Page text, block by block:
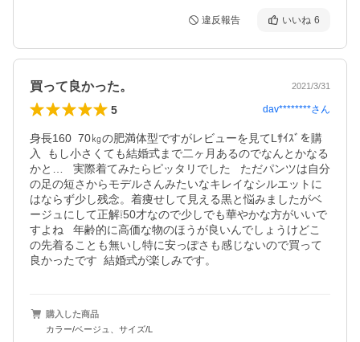
違反報告 いいね 6
買って良かった。 2021/3/31
5 dav********さん
身長160  70㎏の肥満体型ですがレビューを見てLｻｲｽﾞを購
入  もし小さくても結婚式まで二ヶ月あるのでなんとかなる
かと…   実際着てみたらピッタリでした   ただパンツは自分
の足の短さからモデルさんみたいなキレイなシルエットに
はならず少し残念。着痩せして見える黒と悩みましたがベ
ージュにして正解❕50才なので少しでも華やかな方がいいで
すよね   年齢的に高価な物のほうが良いんでしょうけどこ
の先着ることも無いし特に安っぽさも感じないので買って
良かったです  結婚式が楽しみです。
購入した商品
カラー/ベージュ、サイズ/L